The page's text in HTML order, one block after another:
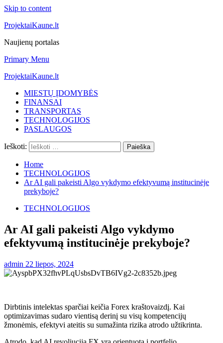
Skip to content
ProjektaiKaune.lt
Naujienų portalas
Primary Menu
ProjektaiKaune.lt
MIESTŲ ĮDOMYBĖS
FINANSAI
TRANSPORTAS
TECHNOLOGIJOS
PASLAUGOS
Ieškoti:
Home
TECHNOLOGIJOS
Ar AI gali pakeisti Algo vykdymo efektyvumą institucinėje
prekyboje?
TECHNOLOGIJOS
Ar AI gali pakeisti Algo vykdymo
efektyvumą institucinėje prekyboje?
admin 22 liepos, 2024
Dirbtinis intelektas sparčiai keičia Forex kraštovaizdį. Kai
optimizavimas sudaro vientisą derinį su visų kompetencijų
žmonėmis, efektyvi ateitis su sumažinta rizika atrodo užtikrinta.